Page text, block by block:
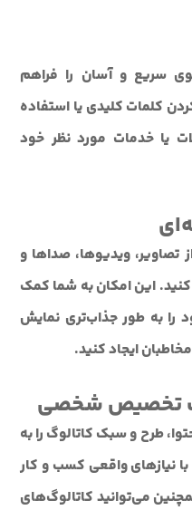
سریع و آسان را فراهم
کلمات کلیدی یا استفاده
یا خدمات مورد نظر خود
تصاویر، ویدیوها، صداها و
این امکان به شما کمک
را به طور جذاب‌تری نمایش
ایجاد کنید.
تخصیص شخصی
طرح و سبک کاتالوگ را به
نیازهای واقعی کسب و کار
می‌توانید کاتالوگ‌های